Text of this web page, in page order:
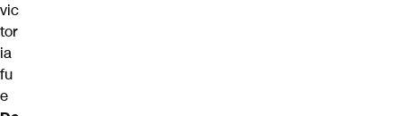
vic
tor
ia
fu
e